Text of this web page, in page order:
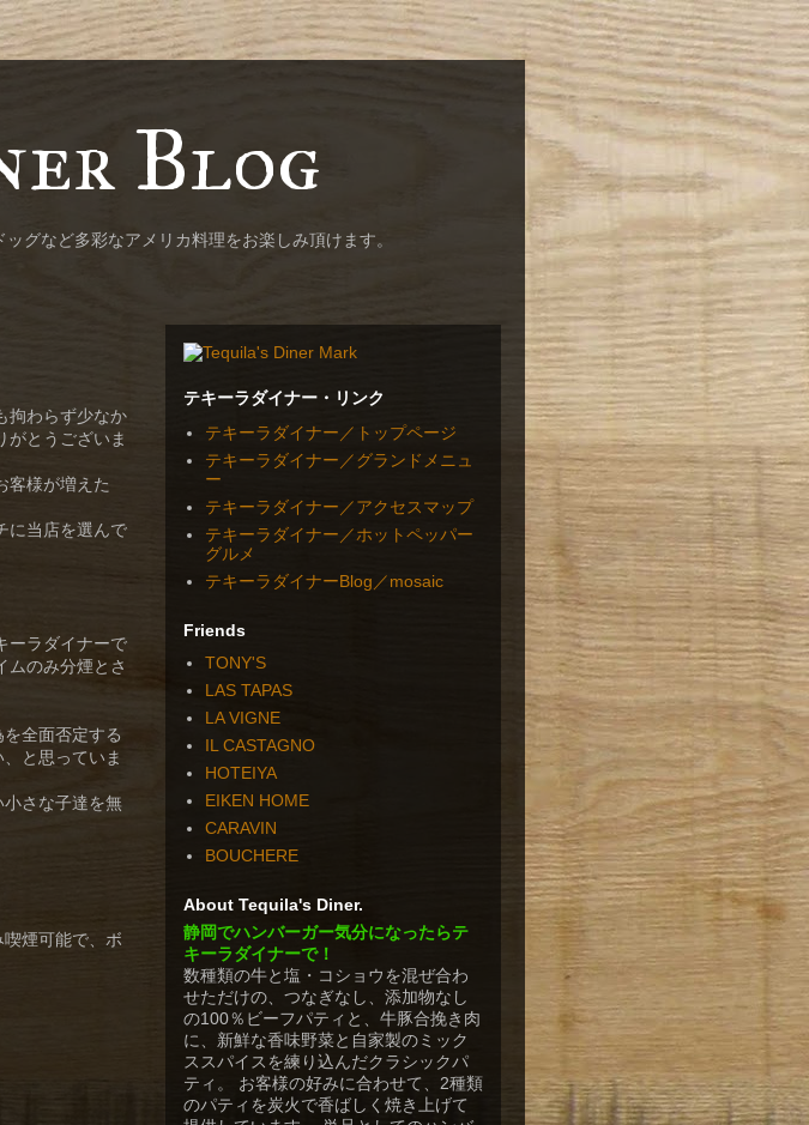
Blog
グなど多彩なアメリカ料理をお楽しみ頂けます。
拘わらず少なか
がとうございま
客様が増えた
に当店を選んで
ーラダイナーで
ムのみ分煙とさ
全面否定する
と思っていま
さな子達を無
煙可能で、ボ
テキーラダイナー・リンク
テキーラダイナー／トップページ
テキーラダイナー／グランドメニュ
ー
テキーラダイナー／アクセスマップ
テキーラダイナー／ホットペッパー
グルメ
テキーラダイナーBlog／mosaic
Friends
TONY'S
LAS TAPAS
LA VIGNE
IL CASTAGNO
HOTEIYA
EIKEN HOME
CARAVIN
BOUCHERE
About Tequila's Diner.
静岡でハンバーガー気分になったらテ
キーラダイナーで！
数種類の牛と塩・コショウを混ぜ合わ
せただけの、つなぎなし、添加物なし
の100％ビーフパティと、牛豚合挽き肉
に、新鮮な香味野菜と自家製のミック
ススパイスを練り込んだクラシックパ
ティ。 お客様の好みに合わせて、2種類
のパティを炭火で香ばしく焼き上げて